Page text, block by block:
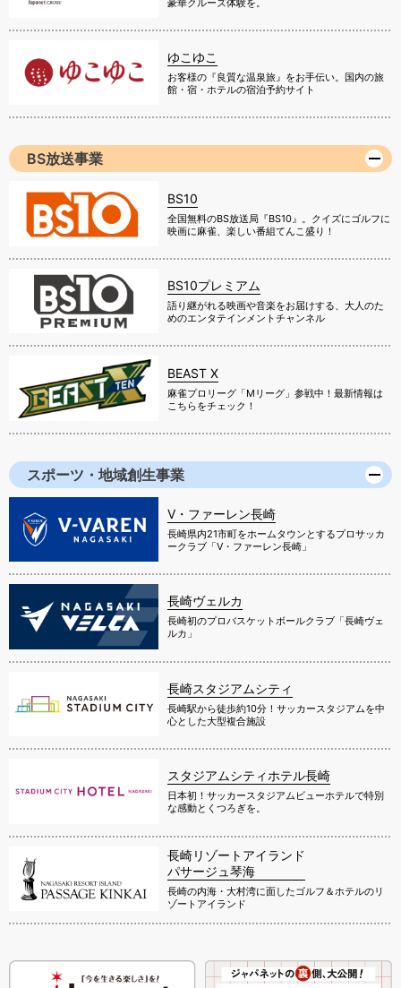
豪華クルーズ体験を。
ゆこゆこ
お客様の『良質な温泉旅』をお手伝い。国内の旅
館・宿・ホテルの宿泊予約サイト
BS放送事業
BS10
全国無料のBS放送局『BS10』。クイズにゴルフに
映画に麻雀、楽しい番組てんこ盛り！
BS10プレミアム
語り継がれる映画や音楽をお届けする、大人のた
めのエンタテインメントチャンネル
BEAST X
麻雀プロリーグ「Mリーグ」参戦中！最新情報は
こちらをチェック！
スポーツ・地域創生事業
V・ファーレン長崎
長崎県内21市町をホームタウンとするプロサッカ
ークラブ「V・ファーレン長崎」
長崎ヴェルカ
長崎初のプロバスケットボールクラブ「長崎ヴェ
ルカ」
長崎スタジアムシティ
長崎駅から徒歩約10分！サッカースタジアムを中
心とした大型複合施設
スタジアムシティホテル長崎
日本初！サッカースタジアムビューホテルで特別
な感動とくつろぎを。
長崎リゾートアイランド
パサージュ琴海
長崎の内海・大村湾に面したゴルフ＆ホテルのリ
ゾートアイランド